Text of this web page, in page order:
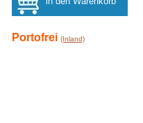
Portofrei (Inland)